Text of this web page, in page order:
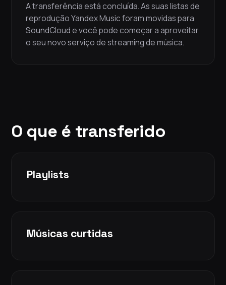
A transferência está concluída. As suas listas de
reprodução Yandex Music foram movidas para
SoundCloud e você pode começar a aproveitar
o seu novo serviço de streaming de música.
O que é transferido
Playlists
Músicas curtidas